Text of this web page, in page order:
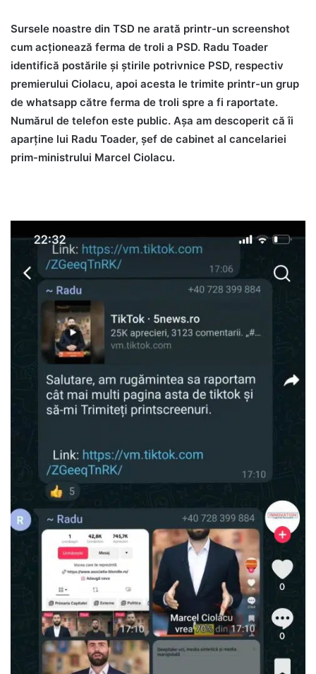
Sursele noastre din TSD ne arată printr-un screenshot
cum acționează ferma de troli a PSD. Radu Toader
identifică postările și știrile potrivnice PSD, respectiv
premierului Ciolacu, apoi acesta le trimite printr-un grup
de whatsapp către ferma de troli spre a fi raportate.
Numărul de telefon este public. Așa am descoperit că îi
aparține lui Radu Toader, șef de cabinet al cancelariei
prim-ministrului Marcel Ciolacu.